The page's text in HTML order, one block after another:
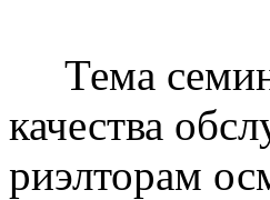
Тема
качества
риэлторам